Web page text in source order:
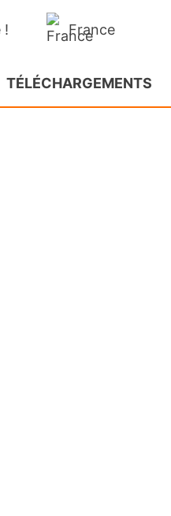
! France
TÉLÉCHARGEMENTS